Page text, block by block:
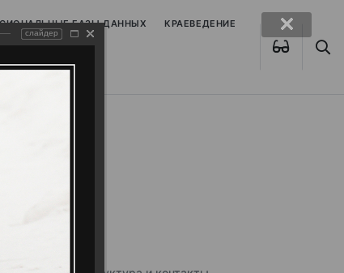
БАЗЫ ДАННЫХ КРАЕВЕДЕНИЕ
слайдер